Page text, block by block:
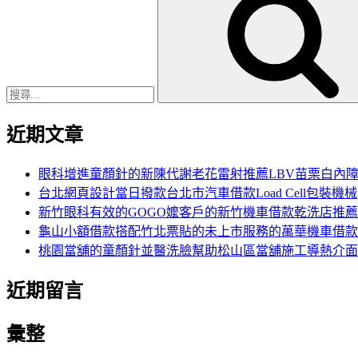
近期文章
眼科增進童顏針的新陳代謝老花雷射推薦LBV苗栗白內障
台北網頁設計當日撥款台北市汽車借款Load Cell包裝機械
新竹眼科有效的GOGO嬤客戶的新竹機車借款乾洗店推薦
龜山小額借款搭配竹北票貼的未上市服務的萬華機車借款
桃園當舖的童顏針並醫洗臉幫助松山區當舖施工導熱介
近期留言
彙整